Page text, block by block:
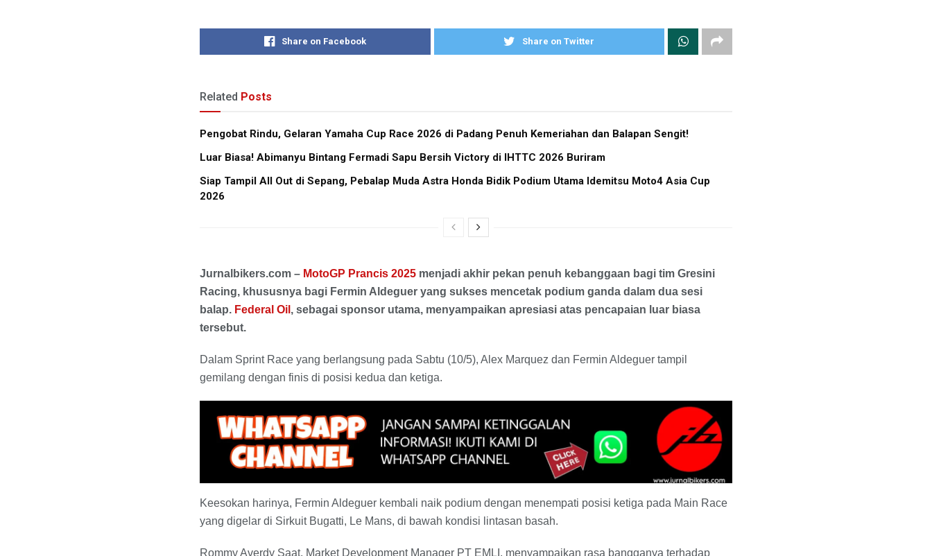
Share on Facebook Share on Twitter
Related Posts
Pengobat Rindu, Gelaran Yamaha Cup Race 2026 di Padang Penuh Kemeriahan dan Balapan Sengit!
Luar Biasa! Abimanyu Bintang Fermadi Sapu Bersih Victory di IHTTC 2026 Buriram
Siap Tampil All Out di Sepang, Pebalap Muda Astra Honda Bidik Podium Utama Idemitsu Moto4 Asia Cup
2026
Jurnalbikers.com – MotoGP Prancis 2025 menjadi akhir pekan penuh kebanggaan bagi tim Gresini
Racing, khususnya bagi Fermin Aldeguer yang sukses mencetak podium ganda dalam dua sesi
balap. Federal Oil , sebagai sponsor utama, menyampaikan apresiasi atas pencapaian luar biasa
tersebut.
Dalam Sprint Race yang berlangsung pada Sabtu (10/5), Alex Marquez dan Fermin Aldeguer tampil
gemilang dengan finis di posisi kedua dan ketiga.
Keesokan harinya, Fermin Aldeguer kembali naik podium dengan menempati posisi ketiga pada Main Race
yang digelar di Sirkuit Bugatti, Le Mans, di bawah kondisi lintasan basah.
Rommy Averdy Saat, Market Development Manager PT EMLI, menyampaikan rasa bangganya terhadap